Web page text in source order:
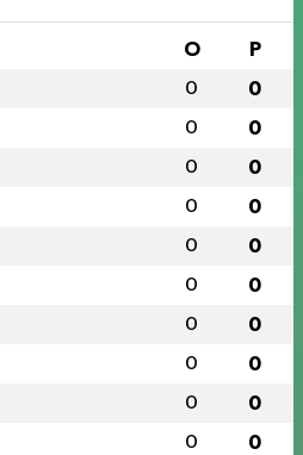
O P
0 0
0 0
0 0
0 0
0 0
0 0
0 0
0 0
0 0
0 0